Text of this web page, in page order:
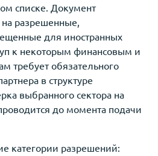
списке. Документ
разрешенные,
для иностранных
к некоторым финансовым и
требует обязательного
в структуре
выбранного сектора на
до момента подачи
категории разрешений: